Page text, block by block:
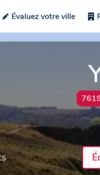
Évaluez votre ville